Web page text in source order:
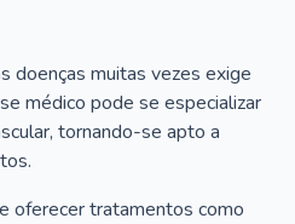
doenças muitas vezes exige
médico pode se especializar
tornando-se apto a
oferecer tratamentos como